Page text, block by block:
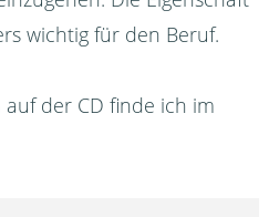
wichtig für den Beruf.
der CD finde ich im